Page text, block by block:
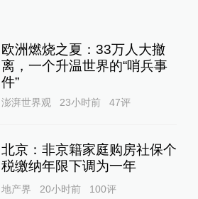
欧洲燃烧之夏：33万人大撤
离，一个升温世界的“哨兵事
件”
澎湃世界观 23小时前 47评
北京：非京籍家庭购房社保个
税缴纳年限下调为一年
地产界 20小时前 100评